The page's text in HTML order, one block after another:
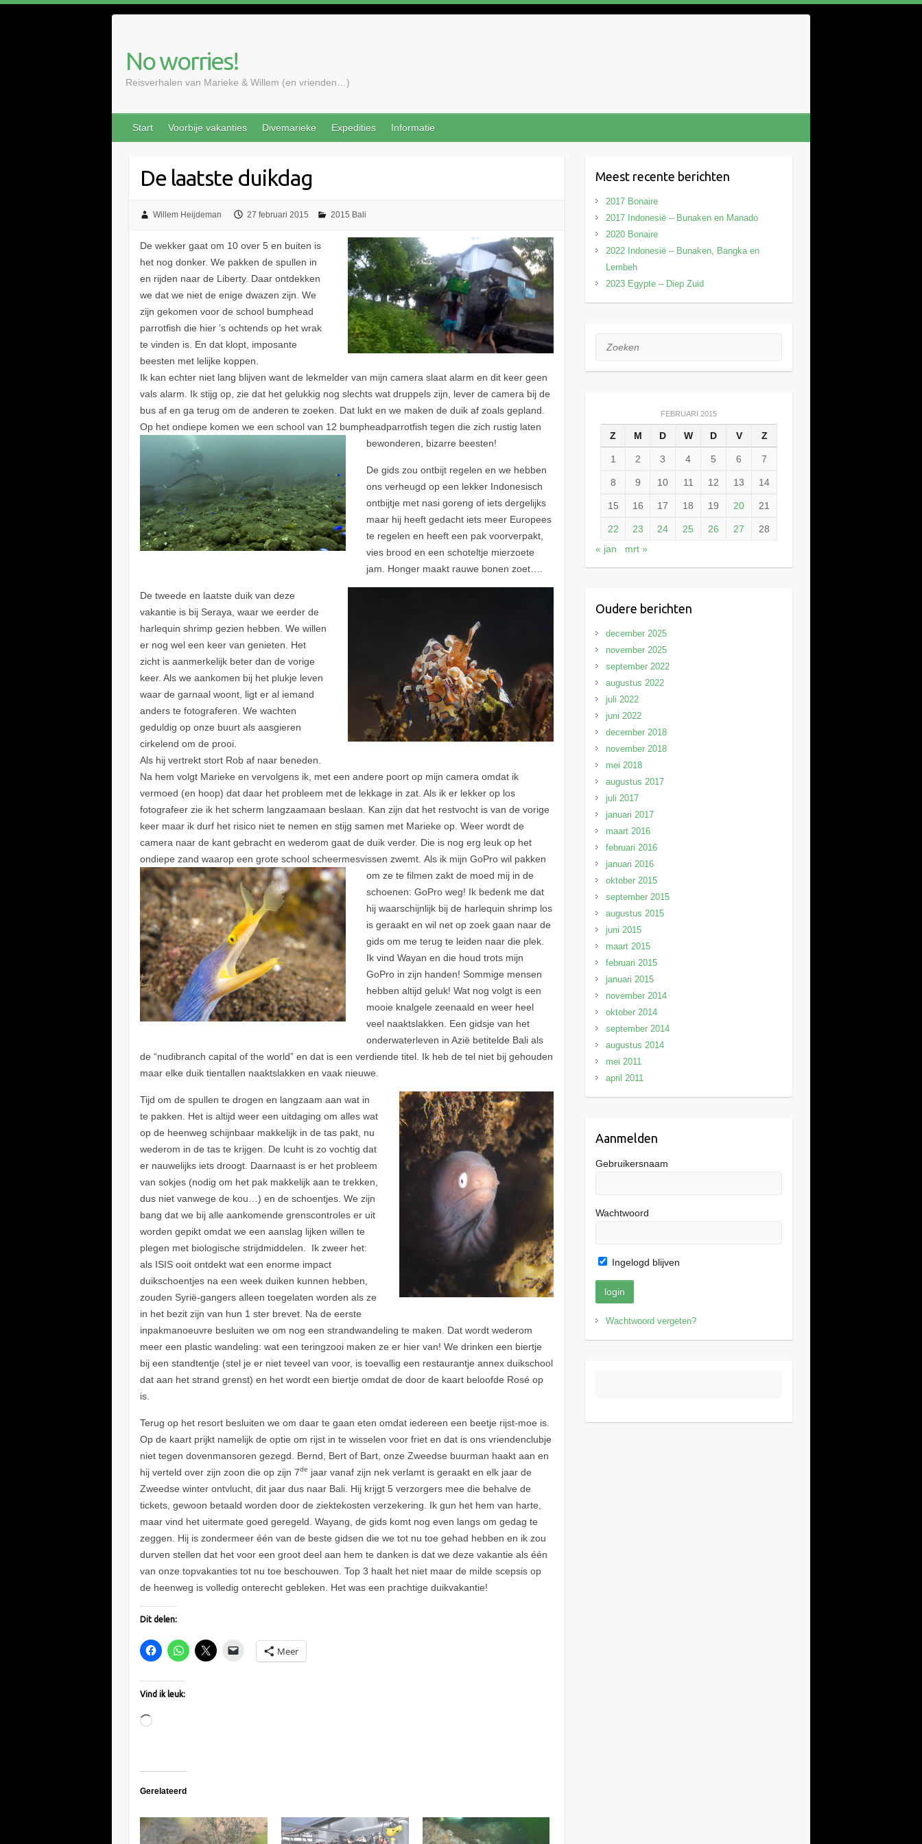
No worries!
Reisverhalen van Marieke & Willem (en vrienden…)
Start Voorbije vakanties Divemarieke Expedities Informatie
De laatste duikdag
Willem Heijdeman 27 februari 2015 2015 Bali
De wekker gaat om 10 over 5 en buiten is
het nog donker. We pakken de spullen in
en rijden naar de Liberty. Daar ontdekken
we dat we niet de enige dwazen zijn. We
zijn gekomen voor de school bumphead
parrotfish die hier ’s ochtends op het wrak
te vinden is. En dat klopt, imposante
beesten met lelijke koppen.
Ik kan echter niet lang blijven want de lekmelder van mijn camera slaat alarm en dit keer geen
vals alarm. Ik stijg op, zie dat het gelukkig nog slechts wat druppels zijn, lever de camera bij de
bus af en ga terug om de anderen te zoeken. Dat lukt en we maken de duik af zoals gepland.
Op het ondiepe komen we een school van 12 bumpheadparrotfish tegen die zich rustig laten
bewonderen, bizarre beesten!
De gids zou ontbijt regelen en we hebben
ons verheugd op een lekker Indonesisch
ontbijtje met nasi goreng of iets dergelijks
maar hij heeft gedacht iets meer Europees
te regelen en heeft een pak voorverpakt,
vies brood en een schoteltje mierzoete
jam. Honger maakt rauwe bonen zoet….
De tweede en laatste duik van deze
vakantie is bij Seraya, waar we eerder de
harlequin shrimp gezien hebben. We willen
er nog wel een keer van genieten. Het
zicht is aanmerkelijk beter dan de vorige
keer. Als we aankomen bij het plukje leven
waar de garnaal woont, ligt er al iemand
anders te fotograferen. We wachten
geduldig op onze buurt als aasgieren
cirkelend om de prooi.
Als hij vertrekt stort Rob af naar beneden.
Na hem volgt Marieke en vervolgens ik, met een andere poort op mijn camera omdat ik
vermoed (en hoop) dat daar het probleem met de lekkage in zat. Als ik er lekker op los
fotografeer zie ik het scherm langzaamaan beslaan. Kan zijn dat het restvocht is van de vorige
keer maar ik durf het risico niet te nemen en stijg samen met Marieke op. Weer wordt de
camera naar de kant gebracht en wederom gaat de duik verder. Die is nog erg leuk op het
ondiepe zand waarop een grote school scheermesvissen zwemt.Als ik mijn GoPro wil pakken
om ze te filmen zakt de moed mij in de
schoenen: GoPro weg! Ik bedenk me dat
hij waarschijnlijk bij de harlequin shrimp los
is geraakt en wil net op zoek gaan naar de
gids om me terug te leiden naar die plek.
Ik vind Wayan en die houd trots mijn
GoPro in zijn handen! Sommige mensen
hebben altijd geluk! Wat nog volgt is een
mooie knalgele zeenaald en weer heel
veel naaktslakken. Een gidsje van het
onderwaterleven in Azië betitelde Bali als
de “nudibranch capital of the world” en dat is een verdiende titel. Ik heb de tel niet bij gehouden
maar elke duik tientallen naaktslakken en vaak nieuwe.
Tijd om de spullen te drogen en langzaam aan wat in
te pakken. Het is altijd weer een uitdaging om alles wat
op de heenweg schijnbaar makkelijk in de tas pakt, nu
wederom in de tas te krijgen. De lcuht is zo vochtig dat
er nauwelijks iets droogt. Daarnaast is er het probleem
van sokjes (nodig om het pak makkelijk aan te trekken,
dus niet vanwege de kou…) en de schoentjes. We zijn
bang dat we bij alle aankomende grenscontroles er uit
worden gepikt omdat we een aanslag lijken willen te
plegen met biologische strijdmiddelen. Ik zweer het:
als ISIS ooit ontdekt wat een enorme impact
duikschoentjes na een week duiken kunnen hebben,
zouden Syrië-gangers alleen toegelaten worden als ze
in het bezit zijn van hun 1 ster brevet. Na de eerste
inpakmanoeuvre besluiten we om nog een strandwandeling te maken. Dat wordt wederom
meer een plastic wandeling: wat een teringzooi maken ze er hier van! We drinken een biertje
bij een standtentje (stel je er niet teveel van voor, is toevallig een restaurantje annex duikschool
dat aan het strand grenst) en het wordt een biertje omdat de door de kaart beloofde Rosé op
is.
Terug op het resort besluiten we om daar te gaan eten omdat iedereen een beetje rijst-moe is.
Op de kaart prijkt namelijk de optie om rijst in te wisselen voor friet en dat is ons vriendenclubje
niet tegen dovenmansoren gezegd. Bernd, Bert of Bart, onze Zweedse buurman haakt aan en
hij verteld over zijn zoon die op zijn 7de jaar vanaf zijn nek verlamt is geraakt en elk jaar de
Zweedse winter ontvlucht, dit jaar dus naar Bali. Hij krijgt 5 verzorgers mee die behalve de
tickets, gewoon betaald worden door de ziektekosten verzekering. Ik gun het hem van harte,
maar vind het uitermate goed geregeld. Wayang, de gids komt nog even langs om gedag te
zeggen. Hij is zondermeer één van de beste gidsen die we tot nu toe gehad hebben en ik zou
durven stellen dat het voor een groot deel aan hem te danken is dat we deze vakantie als één
van onze topvakanties tot nu toe beschouwen. Top 3 haalt het niet maar de milde scepsis op
de heenweg is volledig onterecht gebleken. Het was een prachtige duikvakantie!
Dit delen:
Meer
Vind ik leuk:
Aan
Gerelateerd
Meest recente berichten
2017 Bonaire
2017 Indonesië – Bunaken en Manado
2020 Bonaire
2022 Indonesië – Bunaken, Bangka en
Lembeh
2023 Egypte – Diep Zuid
Zoeken
FEBRUARI 2015
Z M D W D V Z
1 2 3 4 5 6 7
8 9 10 11 12 13 14
15 16 17 18 19 20 21
22 23 24 25 26 27
28
« jan
mrt »
Oudere berichten
december 2025
november 2025
september 2022
augustus 2022
juli 2022
juni 2022
december 2018
november 2018
mei 2018
augustus 2017
juli 2017
januari 2017
maart 2016
februari 2016
januari 2016
oktober 2015
september 2015
augustus 2015
juni 2015
maart 2015
februari 2015
januari 2015
november 2014
oktober 2014
september 2014
augustus 2014
mei 2011
april 2011
Aanmelden
Gebruikersnaam
Wachtwoord
Ingelogd blijven
Wachtwoord vergeten?